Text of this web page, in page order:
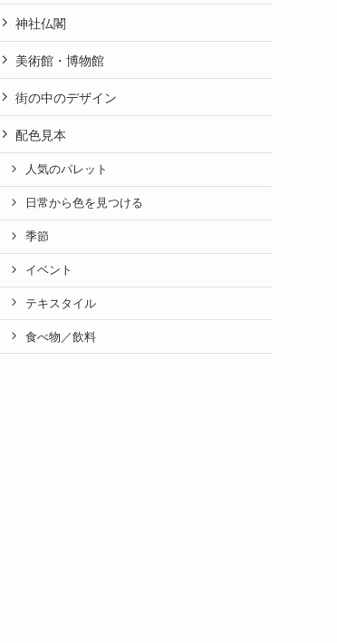
神社仏閣
美術館・博物館
街の中のデザイン
配色見本
人気のパレット
日常から色を見つける
季節
イベント
テキスタイル
食べ物／飲料